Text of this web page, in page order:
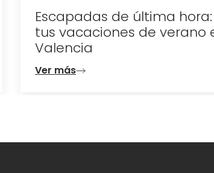
de última hora:
de verano en